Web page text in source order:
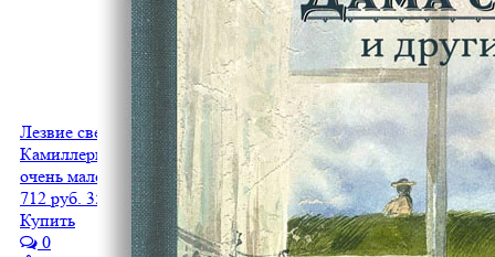
Лезвие света
Камиллери А.
очень мало
712 руб. 356 руб.
Купить
0